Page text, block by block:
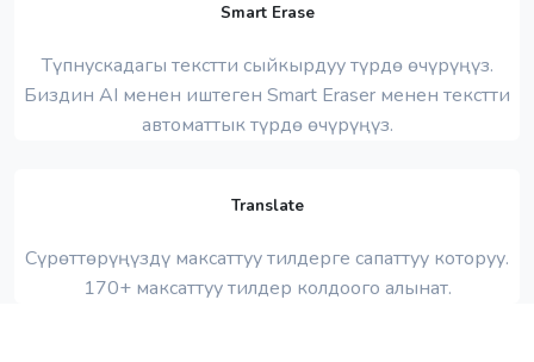
Smart Erase
Түпнускадагы текстти сыйкырдуу түрдө өчүрүңүз.
Биздин AI менен иштеген Smart Eraser менен текстти
автоматтык түрдө өчүрүңүз.
Translate
Сүрөттөрүңүздү максаттуу тилдерге сапаттуу которуу.
170+ максаттуу тилдер колдоого алынат.